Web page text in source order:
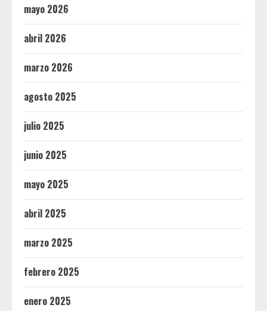
mayo 2026
abril 2026
marzo 2026
agosto 2025
julio 2025
junio 2025
mayo 2025
abril 2025
marzo 2025
febrero 2025
enero 2025